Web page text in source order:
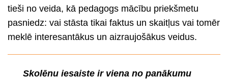
tieši no veida, kā pedagogs mācību priekšmetu
pasniedz: vai stāsta tikai faktus un skaitļus vai tomēr
meklē interesantākus un aizraujošākus veidus.
Skolēnu iesaiste ir viena no panākumu